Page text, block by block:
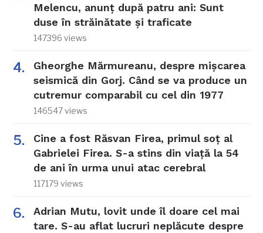
Melencu, anunț după patru ani: Sunt
duse în străinătate și traficate
147396 views
Gheorghe Mărmureanu, despre mișcarea
seismică din Gorj. Când se va produce un
cutremur comparabil cu cel din 1977
146547 views
Cine a fost Răsvan Firea, primul soț al
Gabrielei Firea. S-a stins din viață la 54
de ani în urma unui atac cerebral
117179 views
Adrian Mutu, lovit unde îl doare cel mai
tare. S-au aflat lucruri neplăcute despre